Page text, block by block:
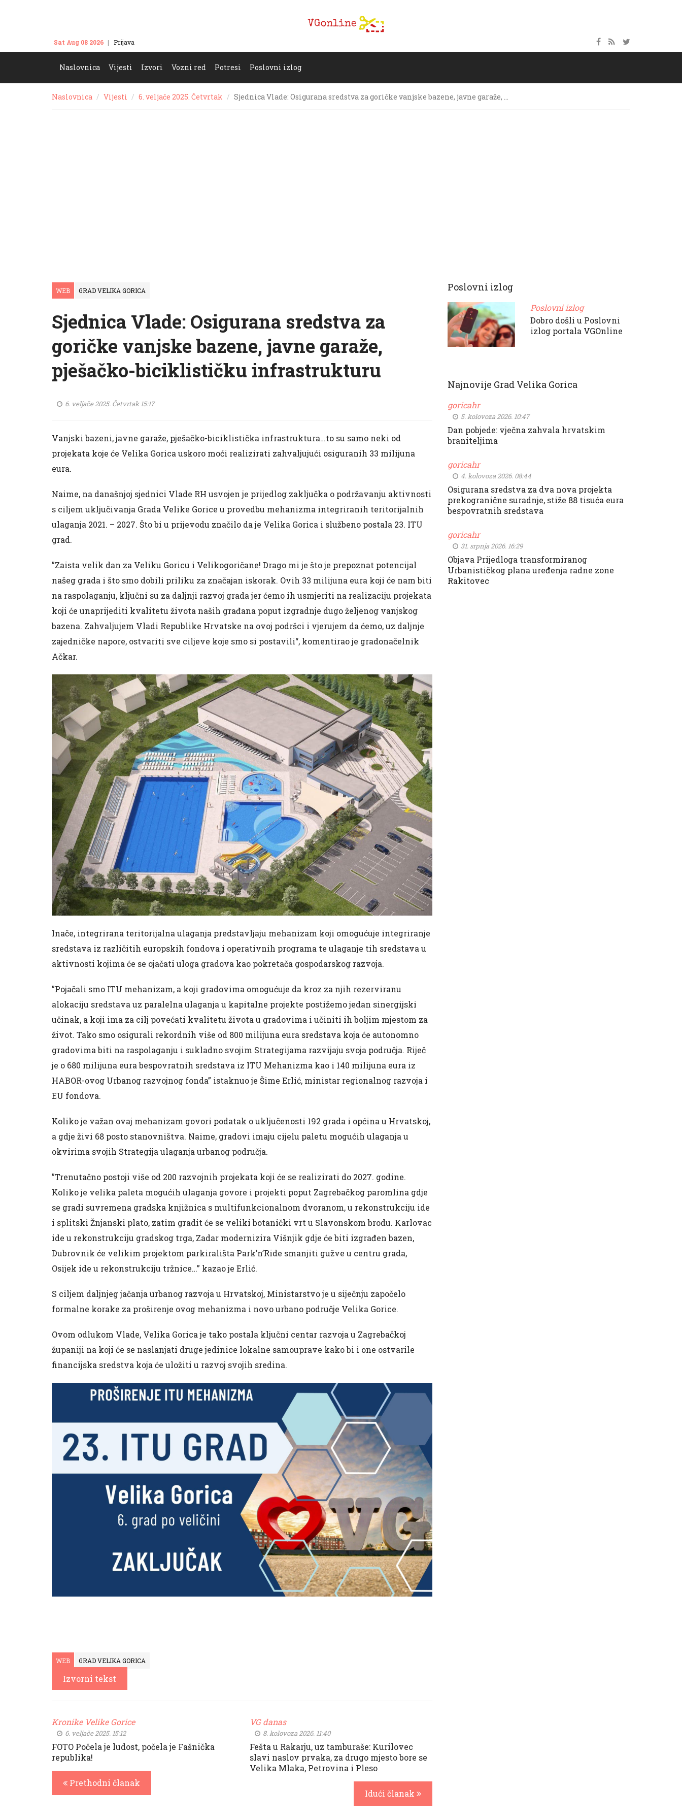
Sat Aug 08 2026 Prijava
Naslovnica Vijesti Izvori Vozni red Potresi Poslovni izlog
Naslovnica Vijesti 6. veljače 2025. Četvrtak Sjednica Vlade: Osigurana sredstva za goričke vanjske bazene, javne garaže, …
WEB GRAD VELIKA GORICA
Sjednica Vlade: Osigurana sredstva za
goričke vanjske bazene, javne garaže,
pješačko-biciklističku infrastrukturu
6. veljače 2025. Četvrtak 15:17
Vanjski bazeni, javne garaže, pješačko-biciklistička infrastruktura…to su samo neki od
projekata koje će Velika Gorica uskoro moći realizirati zahvaljujući osiguranih 33 milijuna
eura.
Naime, na današnjoj sjednici Vlade RH usvojen je prijedlog zaključka o podržavanju aktivnosti
s ciljem uključivanja Grada Velike Gorice u provedbu mehanizma integriranih teritorijalnih
ulaganja 2021. – 2027. Što bi u prijevodu značilo da je Velika Gorica i službeno postala 23. ITU
grad.
”Zaista velik dan za Veliku Goricu i Velikogoričane! Drago mi je što je prepoznat potencijal
našeg grada i što smo dobili priliku za značajan iskorak. Ovih 33 milijuna eura koji će nam biti
na raspolaganju, ključni su za daljnji razvoj grada jer ćemo ih usmjeriti na realizaciju projekata
koji će unaprijediti kvalitetu života naših građana poput izgradnje dugo željenog vanjskog
bazena. Zahvaljujem Vladi Republike Hrvatske na ovoj podršci i vjerujem da ćemo, uz daljnje
zajedničke napore, ostvariti sve ciljeve koje smo si postavili“, komentirao je gradonačelnik
Ačkar.
Inače, integrirana teritorijalna ulaganja predstavljaju mehanizam koji omogućuje integriranje
sredstava iz različitih europskih fondova i operativnih programa te ulaganje tih sredstava u
aktivnosti kojima će se ojačati uloga gradova kao pokretača gospodarskog razvoja.
”Pojačali smo ITU mehanizam, a koji gradovima omogućuje da kroz za njih rezerviranu
alokaciju sredstava uz paralelna ulaganja u kapitalne projekte postižemo jedan sinergijski
učinak, a koji ima za cilj povećati kvalitetu života u gradovima i učiniti ih boljim mjestom za
život. Tako smo osigurali rekordnih više od 800 milijuna eura sredstava koja će autonomno
gradovima biti na raspolaganju i sukladno svojim Strategijama razvijaju svoja područja. Riječ
je o 680 milijuna eura bespovratnih sredstava iz ITU Mehanizma kao i 140 milijuna eura iz
HABOR-ovog Urbanog razvojnog fonda” istaknuo je Šime Erlić, ministar regionalnog razvoja i
EU fondova.
Koliko je važan ovaj mehanizam govori podatak o uključenosti 192 grada i općina u Hrvatskoj,
a gdje živi 68 posto stanovništva. Naime, gradovi imaju cijelu paletu mogućih ulaganja u
okvirima svojih Strategija ulaganja urbanog područja.
”Trenutačno postoji više od 200 razvojnih projekata koji će se realizirati do 2027. godine.
Koliko je velika paleta mogućih ulaganja govore i projekti poput Zagrebačkog paromlina gdje
se gradi suvremena gradska knjižnica s multifunkcionalnom dvoranom, u rekonstrukciju ide
i splitski Žnjanski plato, zatim gradit će se veliki botanički vrt u Slavonskom brodu. Karlovac
ide u rekonstrukciju gradskog trga, Zadar modernizira Višnjik gdje će biti izgrađen bazen,
Dubrovnik će velikim projektom parkirališta Park’n’Ride smanjiti gužve u centru grada,
Osijek ide u rekonstrukciju tržnice…” kazao je Erlić.
S ciljem daljnjeg jačanja urbanog razvoja u Hrvatskoj, Ministarstvo je u siječnju započelo
formalne korake za proširenje ovog mehanizma i novo urbano područje Velika Gorice.
Ovom odlukom Vlade, Velika Gorica je tako postala ključni centar razvoja u Zagrebačkoj
županiji na koji će se naslanjati druge jedinice lokalne samouprave kako bi i one ostvarile
financijska sredstva koja će uložiti u razvoj svojih sredina.
WEB GRAD VELIKA GORICA
Izvorni tekst
Kronike Velike Gorice
6. veljače 2025. 15:12
FOTO Počela je ludost, počela je Fašnička
republika!
Prethodni članak
VG danas
8. kolovoza 2026. 11:40
Fešta u Rakarju, uz tamburaše: Kurilovec
slavi naslov prvaka, za drugo mjesto bore se
Velika Mlaka, Petrovina i Pleso
Idući članak
Poslovni izlog
Poslovni izlog
Dobro došli u Poslovni
izlog portala VGOnline
Najnovije Grad Velika Gorica
goricahr
5. kolovoza 2026. 10:47
Dan pobjede: vječna zahvala hrvatskim
braniteljima
goricahr
4. kolovoza 2026. 08:44
Osigurana sredstva za dva nova projekta
prekogranične suradnje, stiže 88 tisuća eura
bespovratnih sredstava
goricahr
31. srpnja 2026. 16:29
Objava Prijedloga transformiranog
Urbanističkog plana uređenja radne zone
Rakitovec